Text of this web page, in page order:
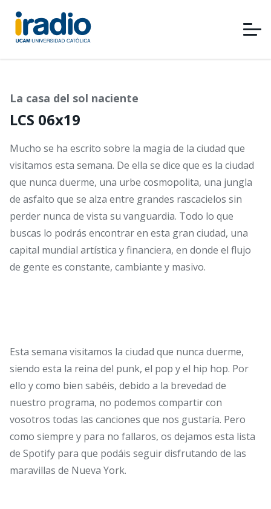
Pasar
contenido
principal
La casa del sol naciente
LCS 06x19
Mucho se ha escrito sobre la magia de la ciudad que
visitamos esta semana. De ella se dice que es la ciudad
que nunca duerme, una urbe cosmopolita, una jungla
de asfalto que se alza entre grandes rascacielos sin
perder nunca de vista su vanguardia. Todo lo que
buscas lo podrás encontrar en esta gran ciudad, una
capital mundial artística y financiera, en donde el flujo
de gente es constante, cambiante y masivo.
Esta semana visitamos la ciudad que nunca duerme,
siendo esta la reina del punk, el pop y el hip hop. Por
ello y como bien sabéis, debido a la brevedad de
nuestro programa, no podemos compartir con
vosotros todas las canciones que nos gustaría. Pero
como siempre y para no fallaros, os dejamos esta lista
de Spotify para que podáis seguir disfrutando de las
maravillas de Nueva York.